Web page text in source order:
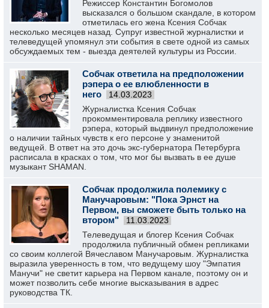
Режиссер Константин Богомолов
высказался о большом скандале, в котором
отметилась его жена Ксения Собчак
несколько месяцев назад. Супруг известной журналистки и
телеведущей упомянул эти события в свете одной из самых
обсуждаемых тем - выезда деятелей культуры из России.
Собчак ответила на предположении
рэпера о ее влюбленности в
него
14.03.2023
Журналистка Ксения Собчак
прокомментировала реплику известного
рэпера, который выдвинул предположение
о наличии тайных чувств к его персоне у знаменитой
ведущей. В ответ на это дочь экс-губернатора Петербурга
расписала в красках о том, что мог бы вызвать в ее душе
музыкант SHAMAN.
Собчак продолжила полемику с
Манучаровым: "Пока Эрнст на
Первом, вы сможете быть только на
втором"
11.03.2023
Телеведущая и блогер Ксения Собчак
продолжила публичный обмен репликами
со своим коллегой Вячеславом Манучаровым. Журналистка
выразила уверенность в том, что ведущему шоу "Эмпатия
Манучи" не светит карьера на Первом канале, поэтому он и
может позволить себе многие высказывания в адрес
руководства ТК.